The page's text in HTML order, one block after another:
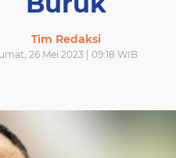
Tim Redaksi
26 Mei 2023 | 09:18 WIB